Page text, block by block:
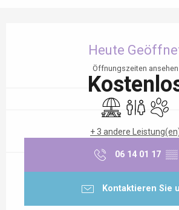
Heute
Öffnungszeiten ansehen
Picknickplatz
ToilettenTiere
+ 3 andere
06 14 01 17 ▒▒
Kontaktieren Sie